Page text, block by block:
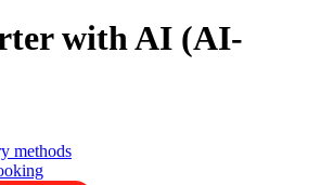
with AI (AI-
methods